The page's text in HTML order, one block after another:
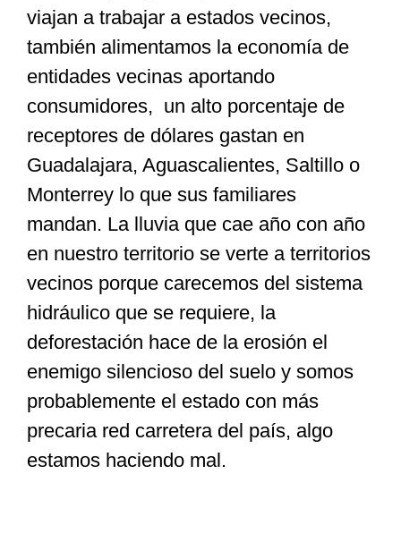
viajan a trabajar a estados vecinos,
también alimentamos la economía de
entidades vecinas aportando
consumidores, un alto porcentaje de
receptores de dólares gastan en
Guadalajara, Aguascalientes, Saltillo o
Monterrey lo que sus familiares
mandan. La lluvia que cae año con año
en nuestro territorio se verte a territorios
vecinos porque carecemos del sistema
hidráulico que se requiere, la
deforestación hace de la erosión el
enemigo silencioso del suelo y somos
probablemente el estado con más
precaria red carretera del país, algo
estamos haciendo mal.